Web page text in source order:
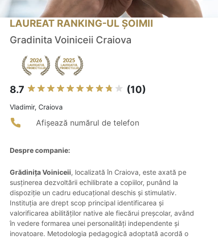
LAUREAT RANKING-UL ȘOIMII
Gradinita Voiniceii Craiova
8.7 (10)
Vladimir, Craiova
Afișează numărul de telefon
Despre companie:
Grădinița Voiniceii, localizată în Craiova, este axată pe
susținerea dezvoltării echilibrate a copiilor, punând la
dispoziție un cadru educațional deschis și stimulativ.
Instituția are drept scop principal identificarea și
valorificarea abilităților native ale fiecărui preșcolar, având
în vedere formarea unei personalități independente și
inovatoare. Metodologia pedagogică adoptată acordă o